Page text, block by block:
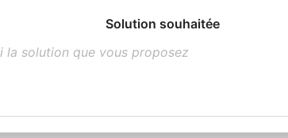
Solution souhaitée